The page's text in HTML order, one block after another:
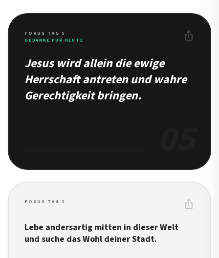
FOKUS TAG 5
GEDANKE FÜR HEUTE ios_share
Jesus wird allein die ewige
Herrschaft antreten und wahre
Gerechtigkeit bringen.
FOKUS TAG 1 ios_share
Lebe andersartig mitten in dieser Welt
und suche das Wohl deiner Stadt.